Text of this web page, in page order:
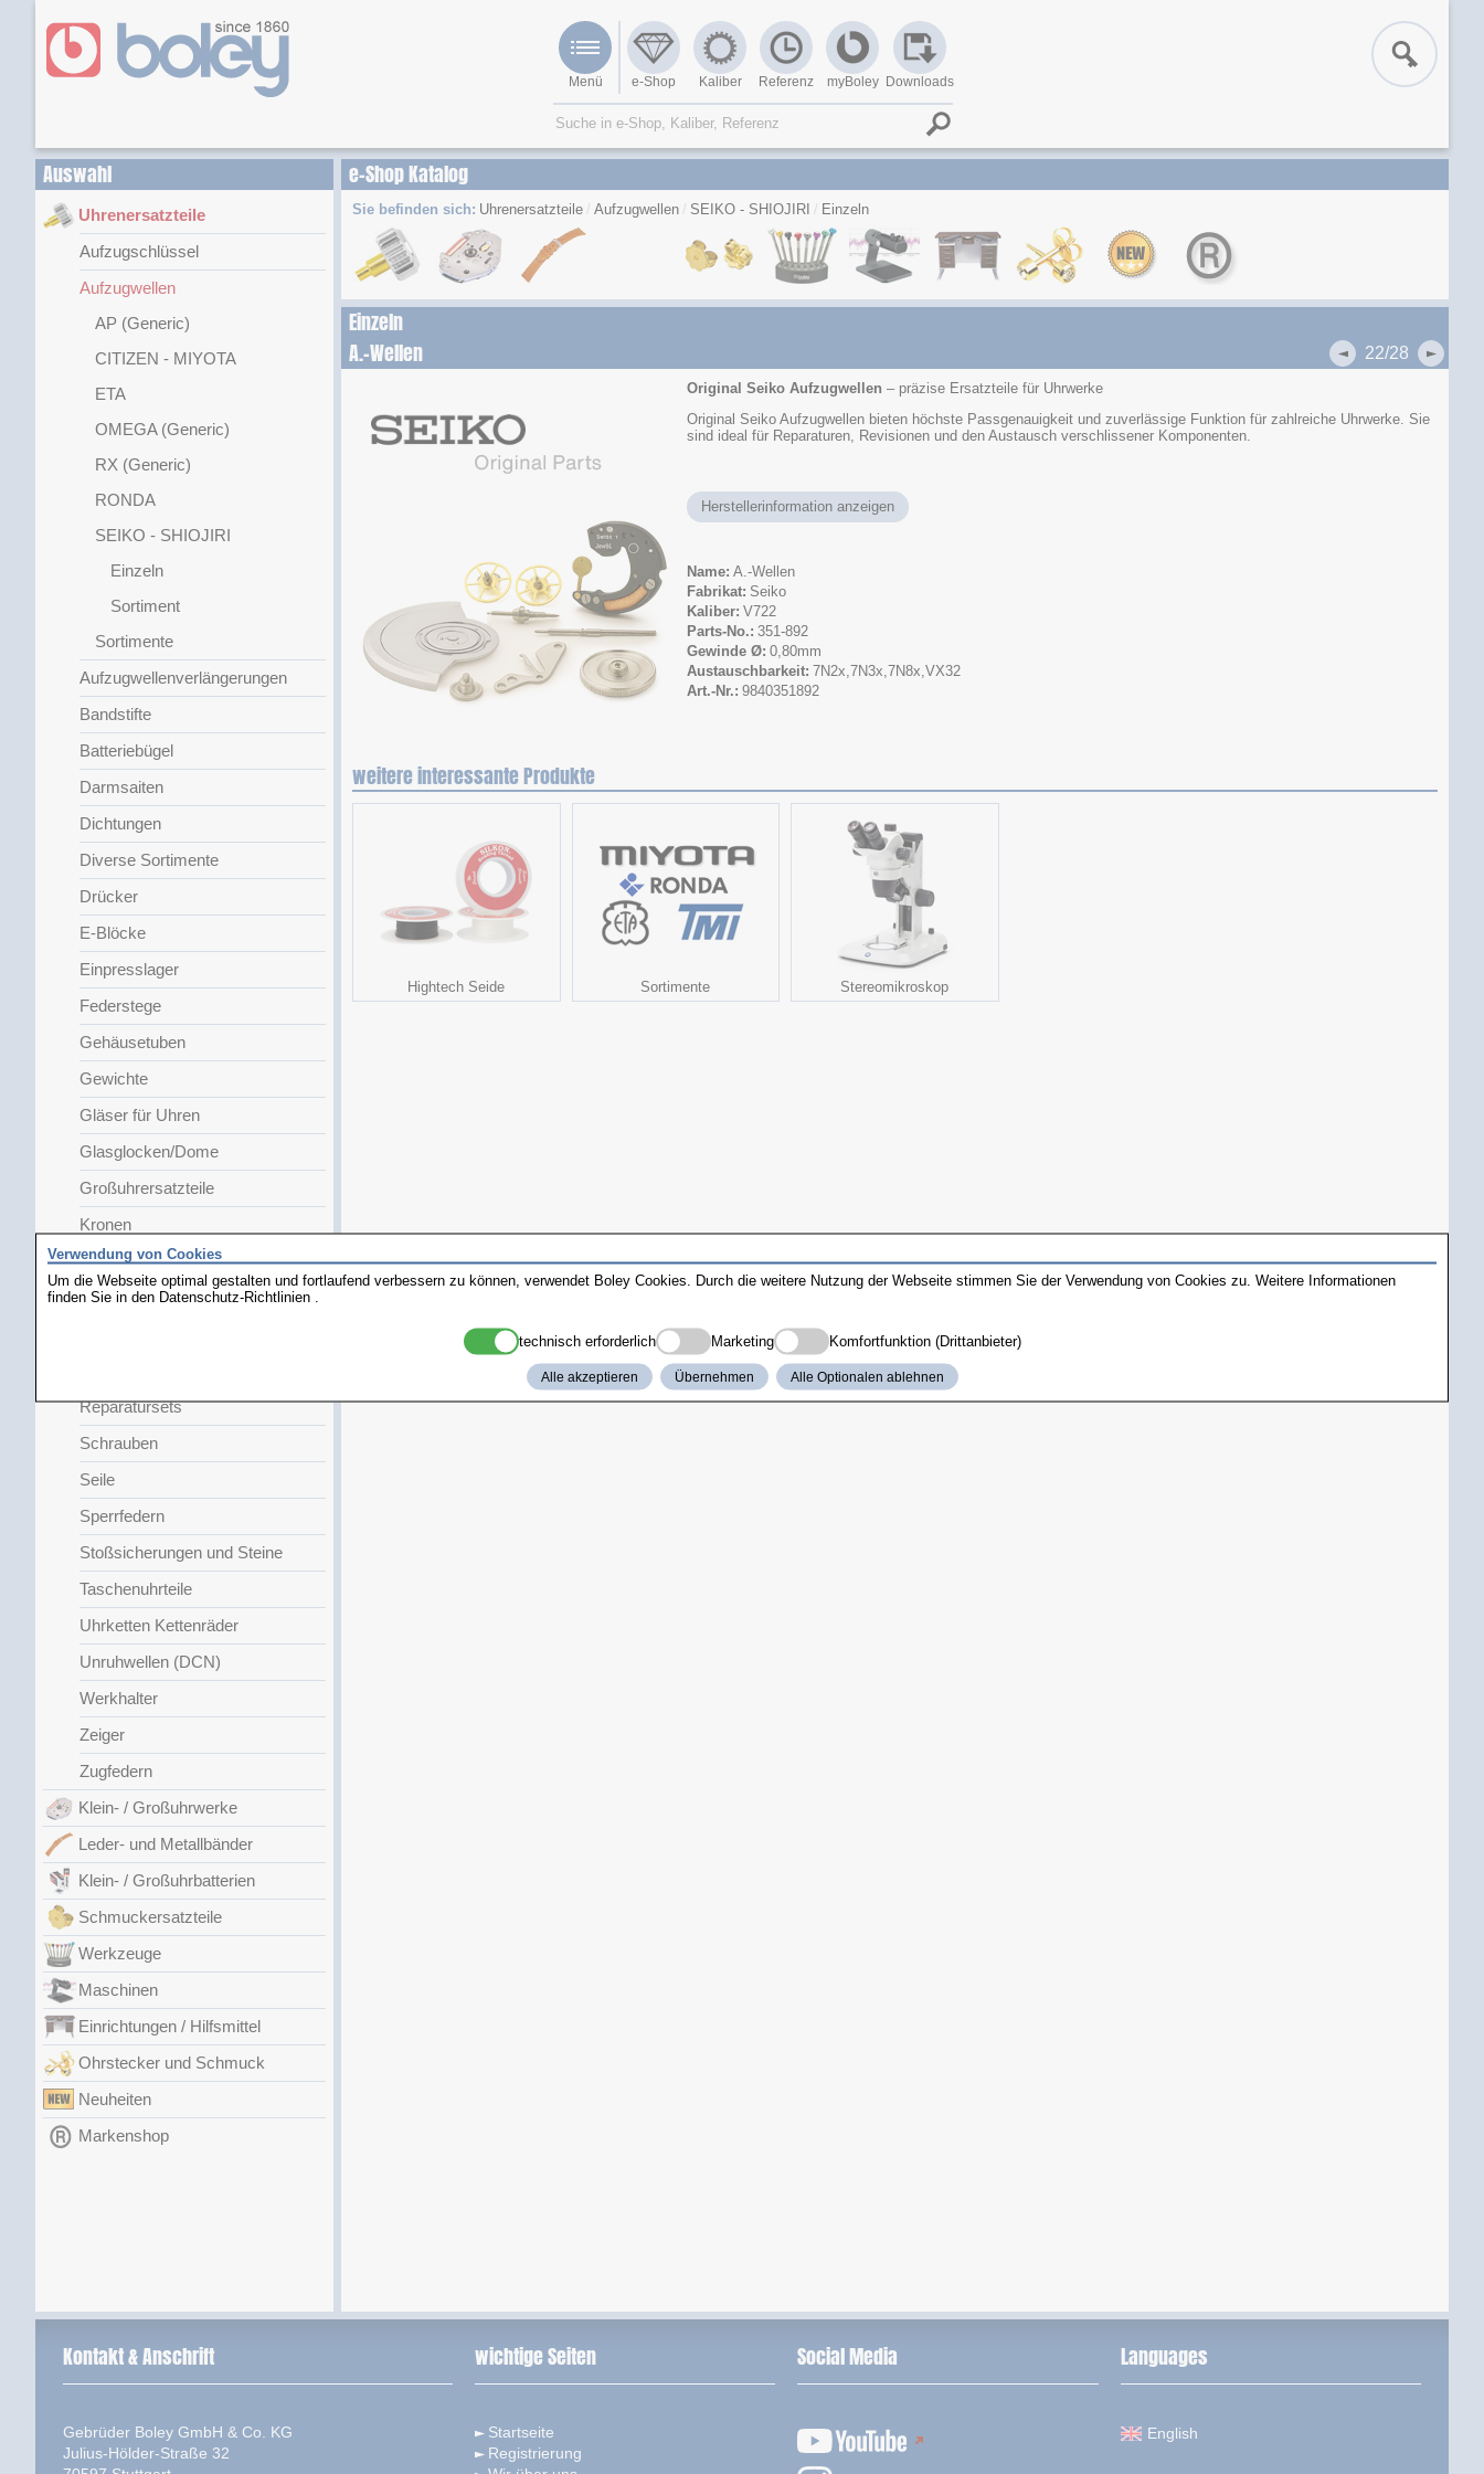
Menü e-Shop Kaliber Referenz myBoley Downloads
Auswahl
Uhrenersatzteile
Aufzugschlüssel
Aufzugwellen
AP (Generic)
CITIZEN - MIYOTA
ETA
OMEGA (Generic)
RX (Generic)
RONDA
SEIKO - SHIOJIRI
Einzeln
Sortiment
Sortimente
Aufzugwellenverlängerungen
Bandstifte
Batteriebügel
Darmsaiten
Dichtungen
Diverse Sortimente
Drücker
E-Blöcke
Einpresslager
Federstege
Gehäusetuben
Gewichte
Gläser für Uhren
Glasglocken/Dome
Großuhrersatzteile
Kronen
Kuckucksuhrteile
Lünettenteile
Reparatursets
Schrauben
Seile
Sperrfedern
Stoßsicherungen und Steine
Taschenuhrteile
Uhrketten Kettenräder
Unruhwellen (DCN)
Werkhalter
Zeiger
Zugfedern
Klein- / Großuhrwerke
Leder- und Metallbänder
Klein- / Großuhrbatterien
Schmuckersatzteile
Werkzeuge
Maschinen
Einrichtungen / Hilfsmittel
Ohrstecker und Schmuck
Neuheiten
Markenshop
e-Shop Katalog
Sie befinden sich: Uhrenersatzteile Aufzugwellen SEIKO - SHIOJIRI Einzeln
Einzeln
A.-Wellen
22/28
Original Seiko Aufzugwellen – präzise Ersatzteile für Uhrwerke
Original Seiko Aufzugwellen bieten höchste Passgenauigkeit und zuverlässige Funktion für zahlreiche Uhrwerke. Sie
sind ideal für Reparaturen, Revisionen und den Austausch verschlissener Komponenten.
Herstellerinformation anzeigen
Name A.-Wellen
Fabrikat Seiko
Kaliber V722
Parts-No. 351-892
Gewinde Ø 0,80mm
Austauschbarkeit 7N2x,7N3x,7N8x,VX32
Art.-Nr. 9840351892
weitere interessante Produkte
Hightech Seide Sortimente Stereomikroskop
Verwendung von Cookies
Um die Webseite optimal gestalten und fortlaufend verbessern zu können, verwendet Boley Cookies. Durch die weitere Nutzung der Webseite stimmen Sie der Verwendung von Cookies zu. Weitere Informationen
finden Sie in den Datenschutz-Richtlinien
technisch erforderlich Marketing Komfortfunktion (Drittanbieter)
Alle akzeptieren Übernehmen Alle Optionalen ablehnen
Kontakt & Anschrift
Gebrüder Boley GmbH & Co. KG
Julius-Hölder-Straße 32
wichtige Seiten
Startseite
Registrierung
Social Media Languages
English